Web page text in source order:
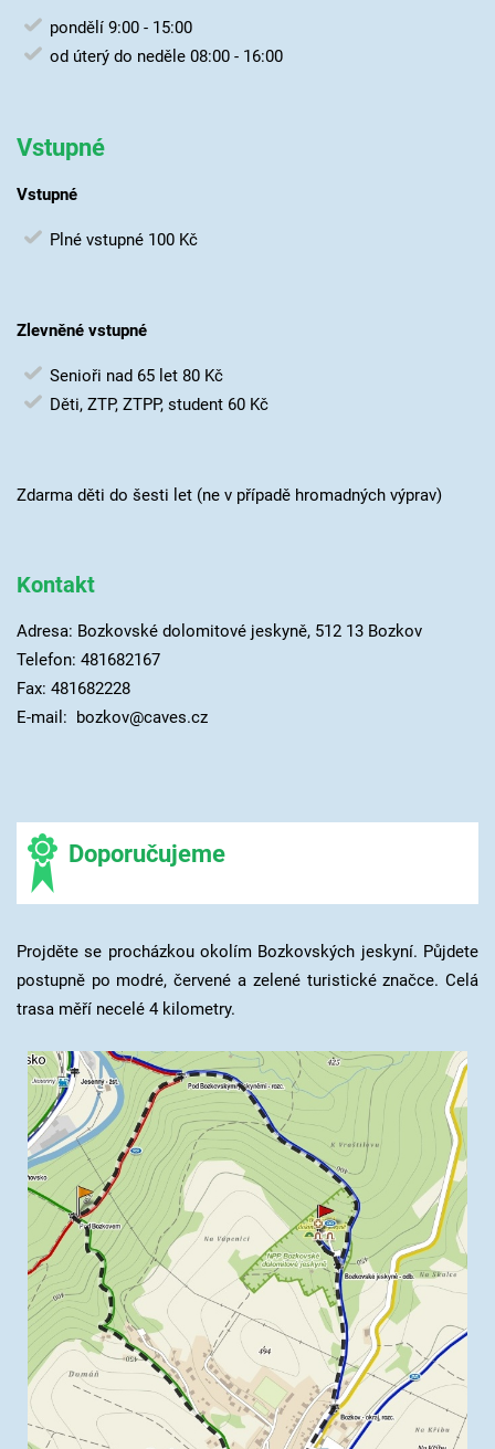
pondělí 9:00 - 15:00
od úterý do neděle 08:00 - 16:00
Vstupné
Vstupné
Plné vstupné 100 Kč
Zlevněné vstupné
Senioři nad 65 let 80 Kč
Děti, ZTP, ZTPP, student 60 Kč
Zdarma děti do šesti let (ne v případě hromadných výprav)
Kontakt
Adresa: Bozkovské dolomitové jeskyně, 512 13 Bozkov
Telefon: 481682167
Fax: 481682228
E-mail: bozkov@caves.cz
Doporučujeme
Projděte se procházkou okolím Bozkovských jeskyní. Půjdete
postupně po modré, červené a zelené turistické značce. Celá
trasa měří necelé 4 kilometry.